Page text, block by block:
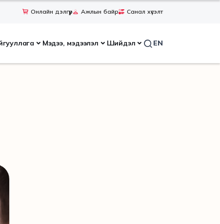
Онлайн дэлгүүр Ажлын байр Санал хүсэлт
Мэдээ, мэдээлэл Шийдэл EN